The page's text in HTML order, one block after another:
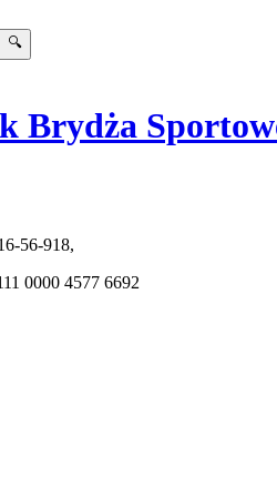
Brydża
56-918,
0000 4577 6692